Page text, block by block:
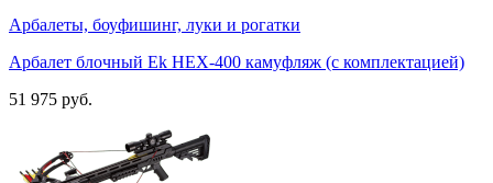
Арбалеты, боуфишинг, луки и рогатки
Арбалет блочный Ek HEX-400 камуфляж (c комплектацией)
51 975 руб.